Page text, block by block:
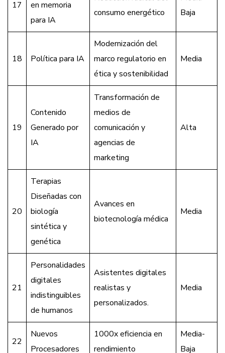
17
en memoria
para IA
consumo energético
Baja
18 Política para IA
Modernización del
marco regulatorio en
ética y sostenibilidad
Media
19
Contenido
Generado por
IA
Transformación de
medios de
comunicación y
agencias de
marketing
Alta
20
Terapias
Diseñadas con
biología
sintética y
genética
Avances en
biotecnología médica
Media
21
Personalidades
digitales
indistinguibles
de humanos
Asistentes digitales
realistas y
personalizados.
Media
22
Nuevos
Procesadores
1000x eficiencia en
rendimiento
Media-
Baja